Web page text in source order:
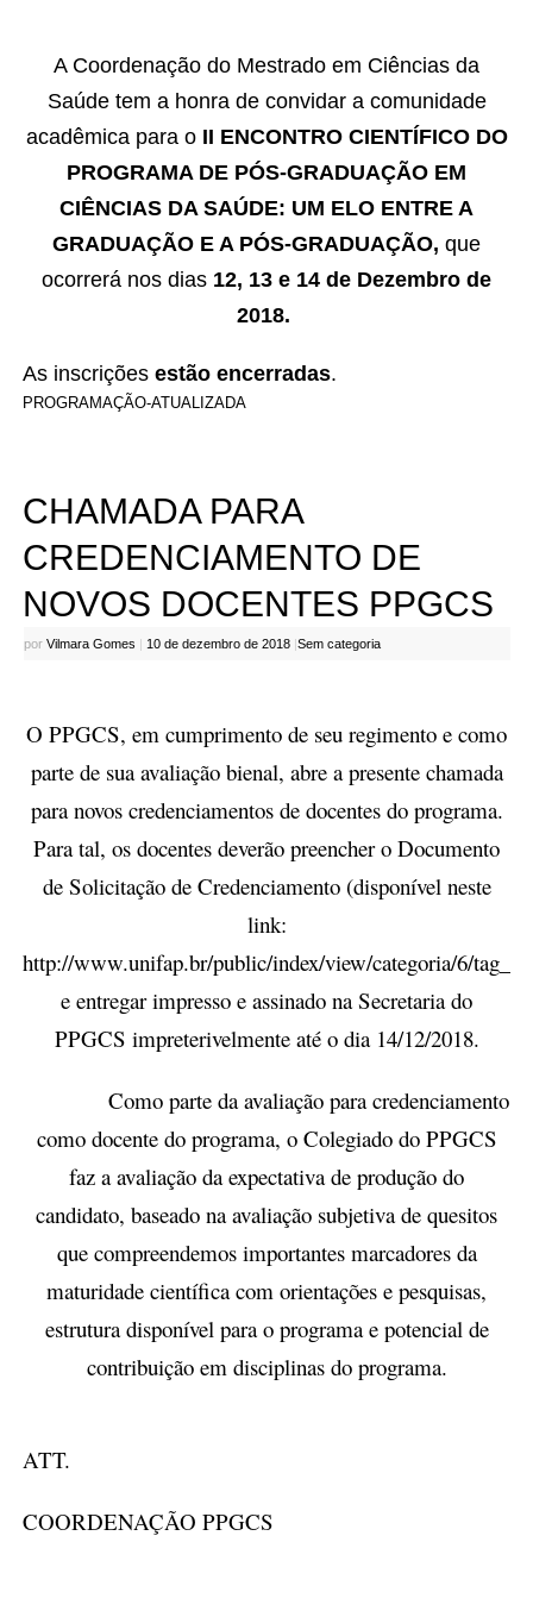
A Coordenação do Mestrado em Ciências da
Saúde tem a honra de convidar a comunidade
acadêmica para o II ENCONTRO CIENTÍFICO DO
PROGRAMA DE PÓS-GRADUAÇÃO EM
CIÊNCIAS DA SAÚDE: UM ELO ENTRE A
GRADUAÇÃO E A PÓS-GRADUAÇÃO, que
ocorrerá nos dias 12, 13 e 14 de Dezembro de
2018.
As inscrições estão encerradas.
PROGRAMAÇÃO-ATUALIZADA
CHAMADA PARA
CREDENCIAMENTO DE
NOVOS DOCENTES PPGCS
por Vilmara Gomes 10 de dezembro de 2018 Sem categoria
O PPGCS, em cumprimento de seu regimento e como
parte de sua avaliação bienal, abre a presente chamada
para novos credenciamentos de docentes do programa.
Para tal, os docentes deverão preencher o Documento
de Solicitação de Credenciamento (disponível neste
link:
http://www.unifap.br/public/index/view/categoria/6/
e entregar impresso e assinado na Secretaria do
PPGCS impreterivelmente até o dia 14/12/2018.
Como parte da avaliação para credenciamento
como docente do programa, o Colegiado do PPGCS
faz a avaliação da expectativa de produção do
candidato, baseado na avaliação subjetiva de quesitos
que compreendemos importantes marcadores da
maturidade científica com orientações e pesquisas,
estrutura disponível para o programa e potencial de
contribuição em disciplinas do programa.
ATT.
COORDENAÇÃO PPGCS